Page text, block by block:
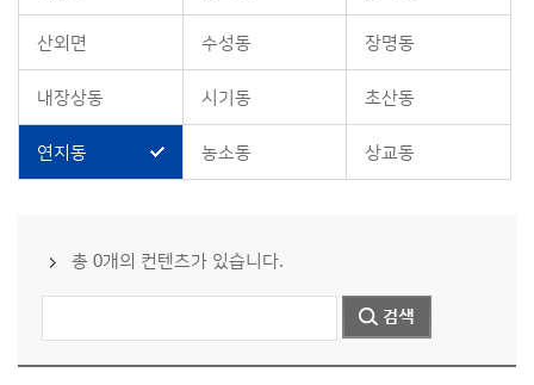
산외면 수성동 장명동
내장상동 시기동 초산동
연지동 농소동 상교동
총 0개의 컨텐츠가 있습니다.